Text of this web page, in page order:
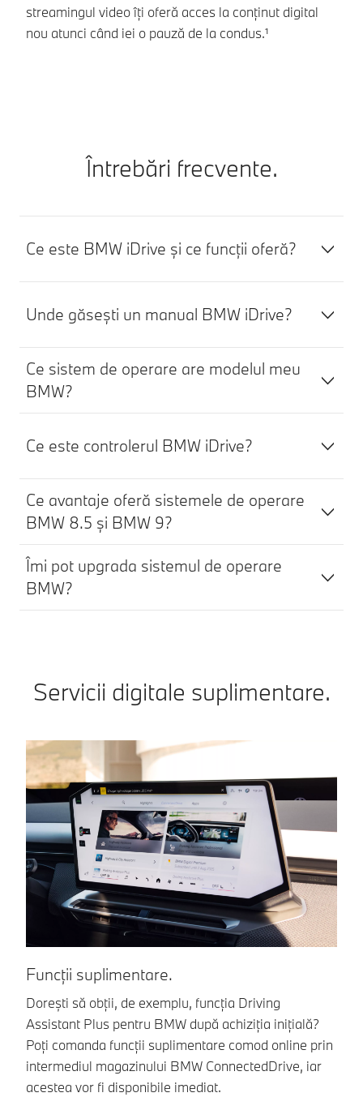
streamingul video îți oferă acces la conținut digital
nou atunci când iei o pauză de la condus.¹
Întrebări frecvente.
Ce este BMW iDrive și ce funcții oferă?
Unde găsești un manual BMW iDrive?
Ce sistem de operare are modelul meu
BMW?
Ce este controlerul BMW iDrive?
Ce avantaje oferă sistemele de operare
BMW 8.5 și BMW 9?
Îmi pot upgrada sistemul de operare
BMW?
Servicii digitale suplimentare.
Funcții suplimentare.
Dorești să obții, de exemplu, funcția Driving
Assistant Plus pentru BMW după achiziția inițială?
Poți comanda funcții suplimentare comod online prin
intermediul magazinului BMW ConnectedDrive, iar
acestea vor fi disponibile imediat.